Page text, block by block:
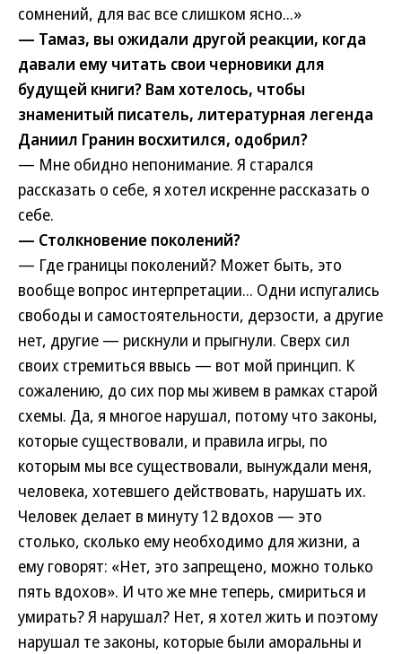
сомнений, для вас все слишком ясно...»
— Тамаз, вы ожидали другой реакции, когда
давали ему читать свои черновики для
будущей книги? Вам хотелось, чтобы
знаменитый писатель, литературная легенда
Даниил Гранин восхитился, одобрил?
— Мне обидно непонимание. Я старался
рассказать о себе, я хотел искренне рассказать о
себе.
— Столкновение поколений?
— Где границы поколений? Может быть, это
вообще вопрос интерпретации... Одни испугались
свободы и самостоятельности, дерзости, а другие
нет, другие — рискнули и прыгнули. Сверх сил
своих стремиться ввысь — вот мой принцип. К
сожалению, до сих пор мы живем в рамках старой
схемы. Да, я многое нарушал, потому что законы,
которые существовали, и правила игры, по
которым мы все существовали, вынуждали меня,
человека, хотевшего действовать, нарушать их.
Человек делает в минуту 12 вдохов — это
столько, сколько ему необходимо для жизни, а
ему говорят: «Нет, это запрещено, можно только
пять вдохов». И что же мне теперь, смириться и
умирать? Я нарушал? Нет, я хотел жить и поэтому
нарушал те законы, которые были аморальны и